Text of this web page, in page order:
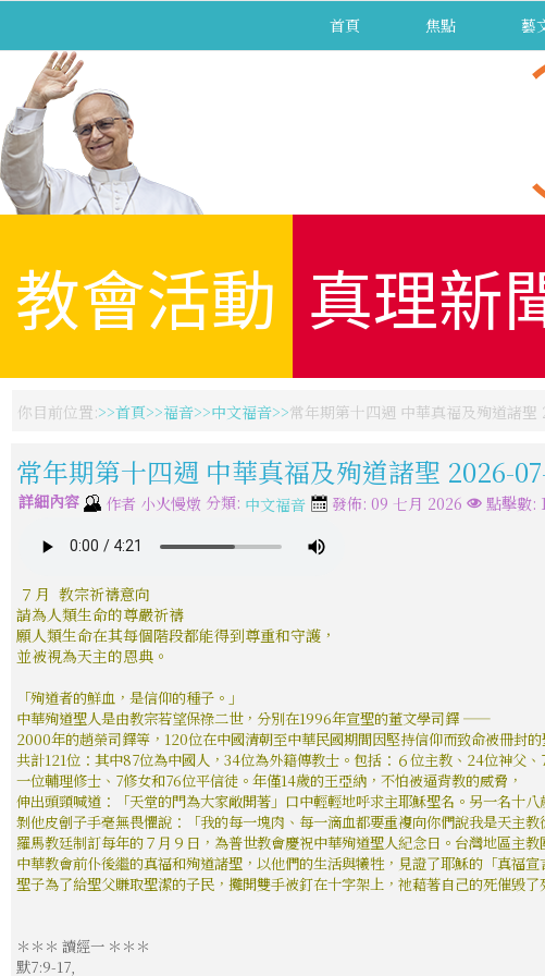
首頁 焦點 藝
教會活動 真理新
你目前位置: 首頁 福音 中文福音 常年期第十四週 中華真福及殉道諸
常年期第十四週 中華真福及殉道諸聖 2026-
詳細內容 作者 小火慢燉 分類: 中文福音 發佈: 09 七月 2026 點擊數:
７月 教宗祈禱意向
請為人類生命的尊嚴祈禱
願人類生命在其每個階段都能得到尊重和守護，
並被視為天主的恩典。
「殉道者的鮮血，是信仰的種子。」
中華殉道聖人是由教宗若望保祿二世，分別在1996年宣聖的董文學司鐸 ——
2000年的趙榮司鐸等，120位在中國清朝至中華民國期間因堅持信仰而致命被冊封的
共計121位：其中87位為中國人，34位為外籍傳教士。包括：６位主教、24位神父、
一位輔理修士、7修女和76位平信徒。年僅14歲的王亞納，不怕被逼背教的威脅，
伸出頭頸喊道：「天堂的門為大家敞開著」口中輕輕地呼求主耶穌聖名。 另一名十
剝他皮劊子手毫無畏懼說：「我的每一塊肉、每一滴血都要重複向你們說我是天主教
羅馬教廷制訂每年的７月９日，為普世教會慶祝中華殉道聖人紀念日。台灣地區主
中華教會前仆後繼的真福和殉道諸聖，以他們的生活與犧牲，見證了耶穌的「真福宣
聖子為了給聖父賺取聖潔的子民，攤開雙手被釘在十字架上，祂藉著自己的死催毁了
＊＊＊ 讀經一 ＊＊＊
默7:9-17,